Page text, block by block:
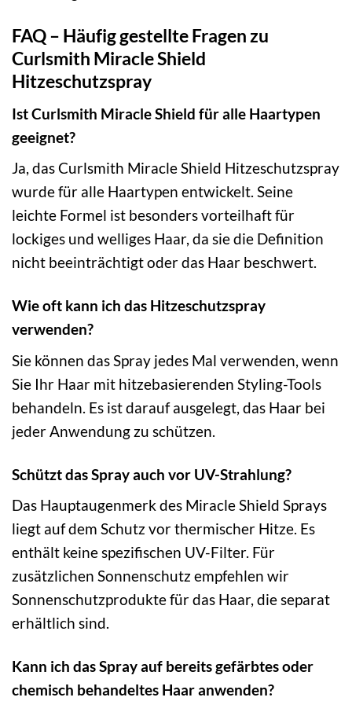
FAQ – Häufig gestellte Fragen zu
Curlsmith Miracle Shield
Hitzeschutzspray
Ist Curlsmith Miracle Shield für alle Haartypen
geeignet?
Ja, das Curlsmith Miracle Shield Hitzeschutzspray
wurde für alle Haartypen entwickelt. Seine
leichte Formel ist besonders vorteilhaft für
lockiges und welliges Haar, da sie die Definition
nicht beeinträchtigt oder das Haar beschwert.
Wie oft kann ich das Hitzeschutzspray
verwenden?
Sie können das Spray jedes Mal verwenden, wenn
Sie Ihr Haar mit hitzebasierenden Styling-Tools
behandeln. Es ist darauf ausgelegt, das Haar bei
jeder Anwendung zu schützen.
Schützt das Spray auch vor UV-Strahlung?
Das Hauptaugenmerk des Miracle Shield Sprays
liegt auf dem Schutz vor thermischer Hitze. Es
enthält keine spezifischen UV-Filter. Für
zusätzlichen Sonnenschutz empfehlen wir
Sonnenschutzprodukte für das Haar, die separat
erhältlich sind.
Kann ich das Spray auf bereits gefärbtes oder
chemisch behandeltes Haar anwenden?